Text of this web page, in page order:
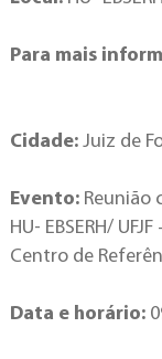
Para mais
Cidade: Juiz de
Evento: Reunião
HU- EBSERH/
Centro de
Data e horário: